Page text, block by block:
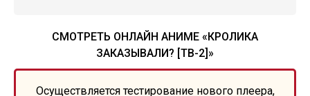
СМОТРЕТЬ ОНЛАЙН АНИМЕ «КРОЛИКА
ЗАКАЗЫВАЛИ? [ТВ-2]»
Осуществляется тестирование нового плеера,